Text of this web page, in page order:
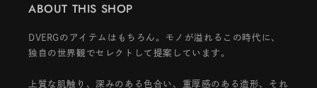
ABOUT THIS SHOP
DVERGのアイテムはもちろん。モノが溢れるこの時代に、
独自の世界観でセレクトして提案しています。
上質な肌触り、深みのある色合い、重厚感のある造形、それ